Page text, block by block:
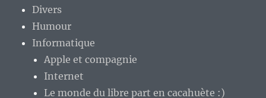
Divers
Humour
Informatique
Apple et compagnie
Internet
Le monde du libre part en cacahuète :)